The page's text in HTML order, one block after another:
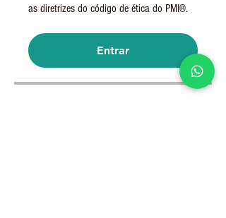
as diretrizes do código de ética do PMI®.
Entrar